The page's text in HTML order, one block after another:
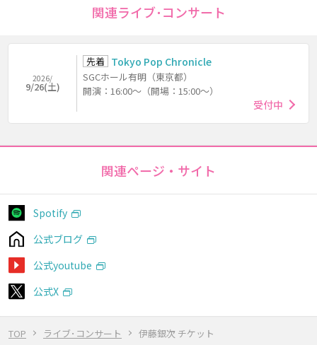
TOP ライブ･コンサート 伊藤銀次 チケット
関連ライブ･コンサート
2026/
9/26(土)
先着 Tokyo Pop Chronicle
SGCホール有明（東京都）
開演：16:00～（開場：15:00～）
受付中
関連ページ・サイト
Spotify
公式ブログ
公式youtube
公式X